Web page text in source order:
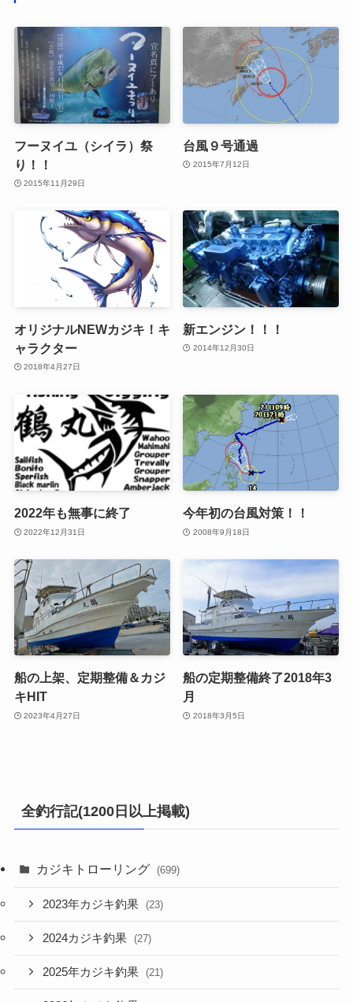
フーヌイユ（シイラ）祭
り！！
2015年11月29日
台風９号通過
2015年7月12日
オリジナルNEWカジキ！キ
ャラクター
2018年4月27日
新エンジン！！！
2014年12月30日
2022年も無事に終了
2022年12月31日
今年初の台風対策！！
2008年9月18日
船の上架、定期整備＆カジ
キHIT
2023年4月27日
船の定期整備終了2018年3
月
2018年3月5日
全釣行記(1200日以上掲載)
カジキトローリング (699)
2023年カジキ釣果 (23)
2024カジキ釣果 (27)
2025年カジキ釣果 (21)